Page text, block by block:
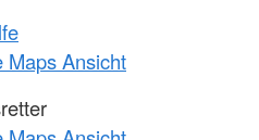
Maps Ansicht